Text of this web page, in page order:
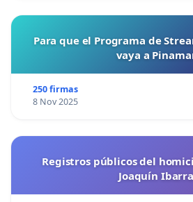
Para que el Programa de
vaya a
250 firmas
8 Nov 2025
Registros públicos del
Joaquín Ibarra